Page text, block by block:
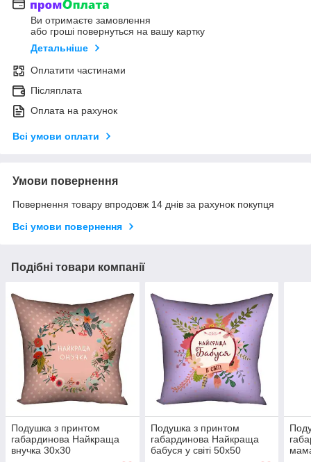
Ви отримаєте замовлення
або гроші повернуться на вашу картку
Детальніше
Оплатити частинами
Післяплата
Оплата на рахунок
Всі умови оплати
Умови повернення
Повернення товару впродовж 14 днів за рахунок покупця
Всі умови повернення
Подібні товари компанії
Подушка з принтом
габардинова Найкраща
внучка 30x30
Подушка з принтом
габардинова Найкраща
бабуся у світі 50x50